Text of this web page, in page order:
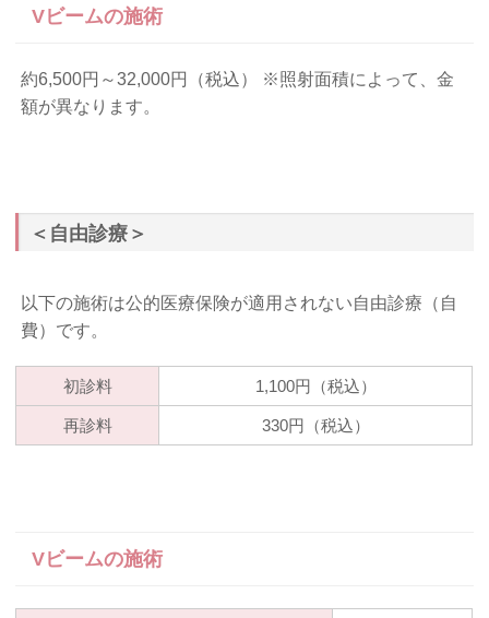
Vビームの施術
約6,500円～32,000円（税込） ※照射面積によって、金
額が異なります。
＜自由診療＞
以下の施術は公的医療保険が適用されない自由診療（自
費）です。
初診料 1,100円（税込）
再診料 330円（税込）
Vビームの施術